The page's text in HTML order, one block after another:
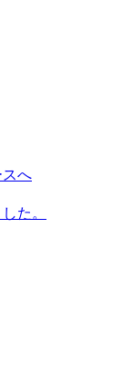
へ
た。